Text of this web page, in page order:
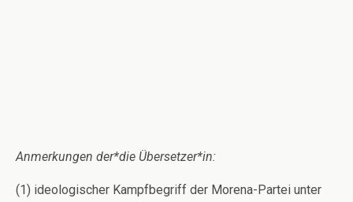
Anmerkungen der*die Übersetzer*in:
(1) ideologischer Kampfbegriff der Morena-Partei unter